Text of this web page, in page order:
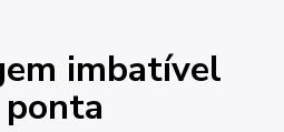
imbatível